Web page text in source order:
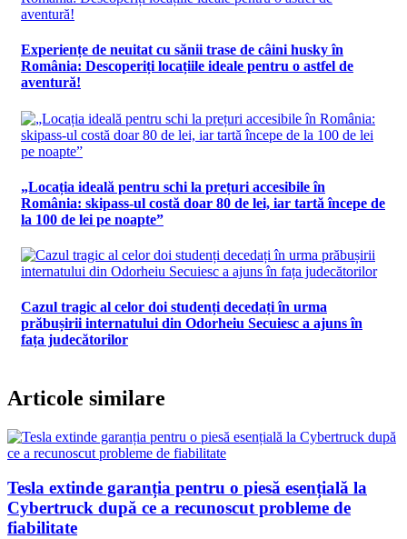
Experiențe de neuitat cu sănii trase de câini husky în
România: Descoperiți locațiile ideale pentru o astfel de
aventură!
„Locația ideală pentru schi la prețuri accesibile în
România: skipass-ul costă doar 80 de lei, iar tartă începe de
la 100 de lei pe noapte”
Cazul tragic al celor doi studenți decedați în urma
prăbușirii internatului din Odorheiu Secuiesc a ajuns în
fața judecătorilor
Articole similare
Tesla extinde garanția pentru o piesă esențială la
Cybertruck după ce a recunoscut probleme de
fiabilitate